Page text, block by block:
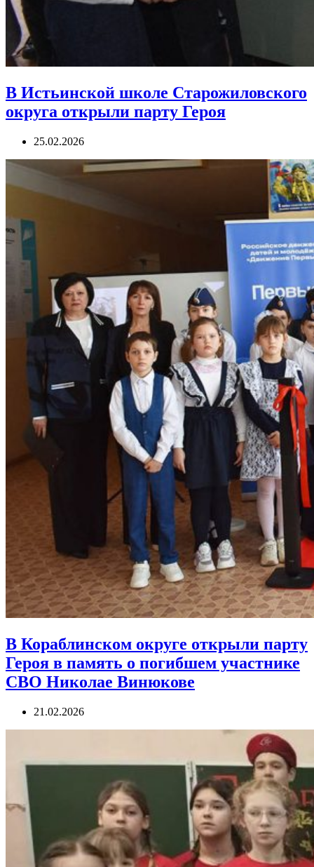
В Истьинской школе Старожиловского
округа открыли парту Героя
25.02.2026
В Кораблинском округе открыли парту
Героя в память о погибшем участнике
СВО Николае Винюкове
21.02.2026